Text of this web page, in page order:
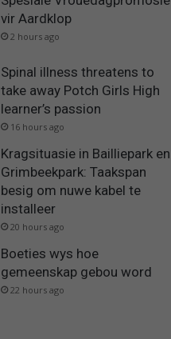
vir Aardklop
2 hours ago
Spinal illness threatens to
take away Potch Girls High
learner’s passion
16 hours ago
Kragsituasie in Bailliepark en
Grimbeekpark: Taakspan
besig om nuwe kabel te
installeer
20 hours ago
Boeties wys hoe
gemeenskap gebou word
22 hours ago